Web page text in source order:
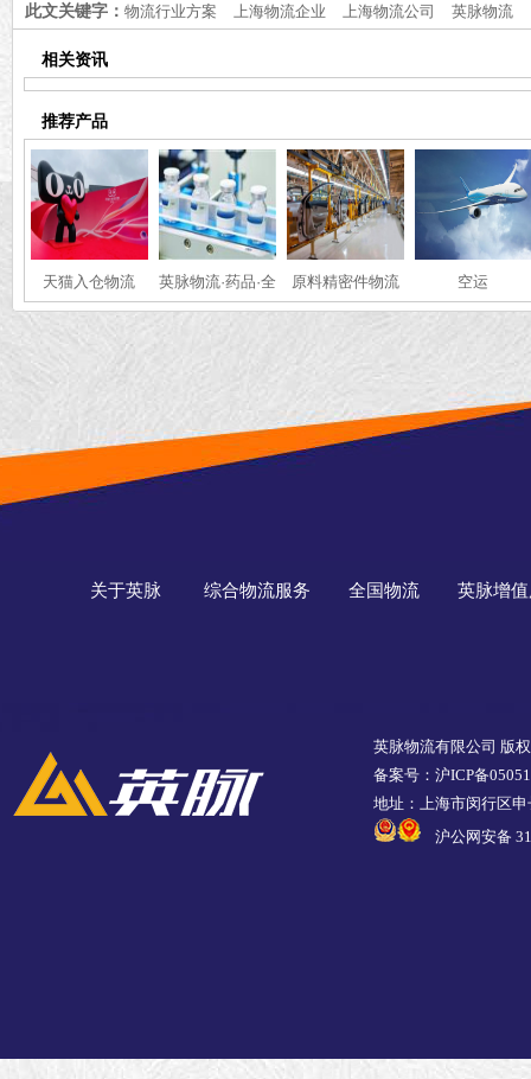
此文关键字： 物流行业方案 上海物流企业 上海物流公司 英脉物流
相关资讯
推荐产品
天猫入仓物流
英脉物流·药品·全
国冷链运输
原料精密件物流 空运
关于英脉 综合物流服务 全国物流 英脉增
英脉物流有限公司 版
备案号：沪ICP备
地址：上海市闵行区
沪公网安备